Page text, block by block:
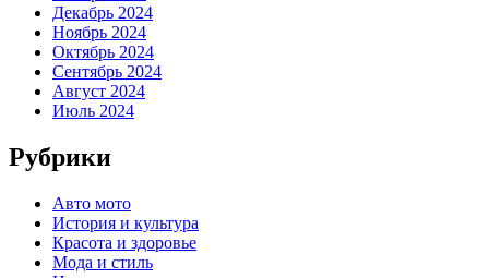
Декабрь 2024
Ноябрь 2024
Октябрь 2024
Сентябрь 2024
Август 2024
Июль 2024
Рубрики
Авто мото
История и культура
Красота и здоровье
Мода и стиль